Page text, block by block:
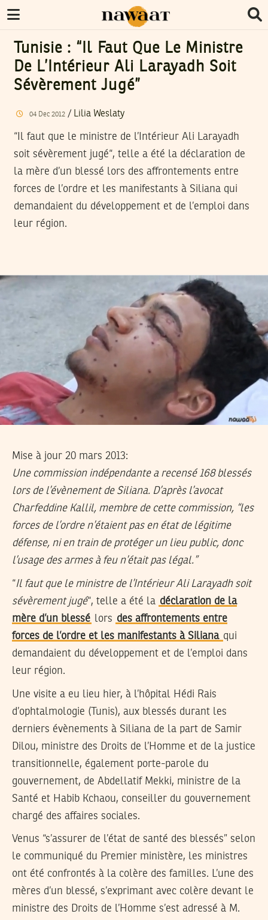
Tunisie : “Il Faut Que Le Ministre
De L’Intérieur Ali Larayadh Soit
Sévèrement Jugé”
04 Dec 2012/ Lilia Weslaty
“Il faut que le ministre de l’Intérieur Ali Larayadh
soit sévèrement jugé“, telle a été la déclaration de
la mère d’un blessé lors des affrontements entre
forces de l’ordre et les manifestants à Siliana qui
demandaient du développement et de l’emploi dans
leur région.
Mise à jour 20 mars 2013:
Une commission indépendante a recensé 168 blessés
lors de l’évènement de Siliana. D’après l’avocat
Charfeddine Kallil, membre de cette commission, “les
forces de l’ordre n’étaient pas en état de légitime
défense, ni en train de protéger un lieu public, donc
l’usage des armes à feu n’était pas légal.”
“Il faut que le ministre de l’Intérieur Ali Larayadh soit
sévèrement jugé“, telle a été la déclaration de la
mère d’un blessé lors des affrontements entre
forces de l’ordre et les manifestants à Siliana qui
demandaient du développement et de l’emploi dans
leur région.
Une visite a eu lieu hier, à l’hôpital Hédi Rais
d’ophtalmologie (Tunis), aux blessés durant les
derniers évènements à Siliana de la part de Samir
Dilou, ministre des Droits de l’Homme et de la justice
transitionnelle, également porte-parole du
gouvernement, de Abdellatif Mekki, ministre de la
Santé et Habib Kchaou, conseiller du gouvernement
chargé des affaires sociales.
Venus “s’assurer de l’état de santé des blessés” selon
le communiqué du Premier ministère, les ministres
ont été confrontés à la colère des familles. L’une des
mères d’un blessé, s’exprimant avec colère devant le
ministre des Droits de l’Homme s’est adressé à M.